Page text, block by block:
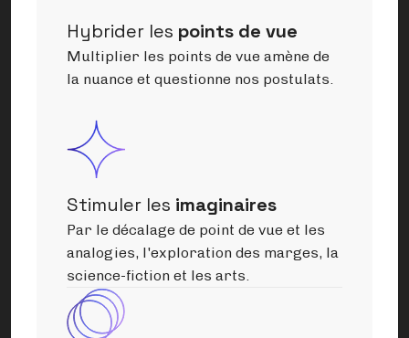
Hybrider les points de vue
Multiplier les points de vue amène de
la nuance et questionne nos postulats.
Stimuler les imaginaires
Par le décalage de point de vue et les
analogies, l'exploration des marges, la
science-fiction et les arts.